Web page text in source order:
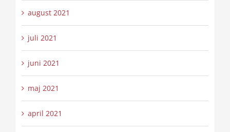
august 2021
juli 2021
juni 2021
maj 2021
april 2021